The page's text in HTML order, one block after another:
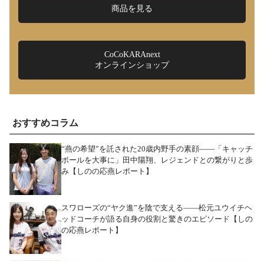
商品を見る
CoCoKARAnext
オンラインショップ
おすすめコラム
“燕の希望”を託された20歳内野手の素顔――「キャッチ
ボールを大事に」田中陽翔、レジェンドとの繋がりと歩
み【しのの応燕レポート】
スワローズの“ヤク進”を陰で支える――松元ユウイチヘ
ッドコーチが語る自身の役割と驚きのエピソード【しの
の応燕レポート】